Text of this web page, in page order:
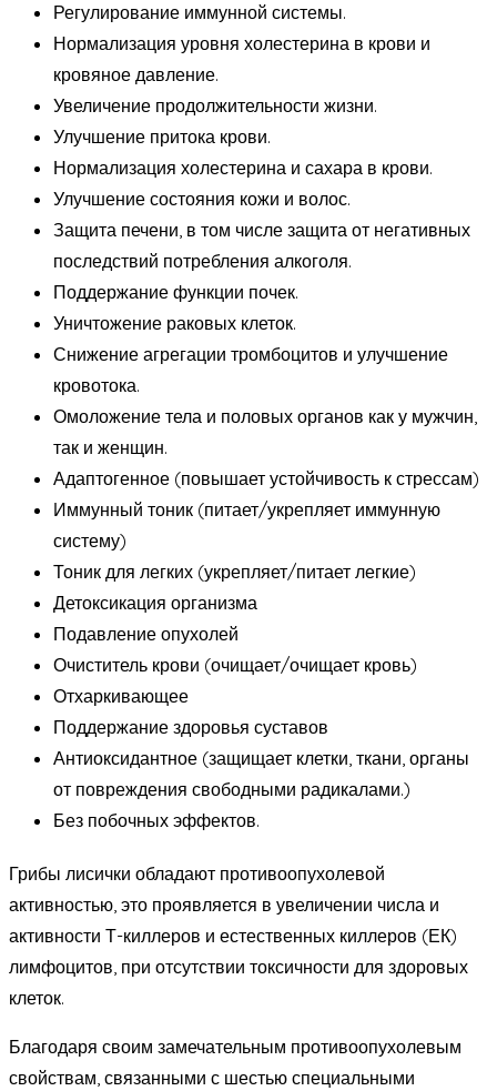
Регулирование иммунной системы.
Нормализация уровня холестерина в крови и
кровяное давление.
Увеличение продолжительности жизни.
Улучшение притока крови.
Нормализация холестерина и сахара в крови.
Улучшение состояния кожи и волос.
Защита печени, в том числе защита от негативных
последствий потребления алкоголя.
Поддержание функции почек.
Уничтожение раковых клеток.
Снижение агрегации тромбоцитов и улучшение
кровотока.
Омоложение тела и половых органов как у мужчин,
так и женщин.
Адаптогенное (повышает устойчивость к стрессам)
Иммунный тоник (питает/укрепляет иммунную
систему)
Тоник для легких (укрепляет/питает легкие)
Детоксикация организма
Подавление опухолей
Очиститель крови (очищает/очищает кровь)
Отхаркивающее
Поддержание здоровья суставов
Антиоксидантное (защищает клетки, ткани, органы
от повреждения свободными радикалами.)
Без побочных эффектов.
Грибы лисички обладают противоопухолевой
активностью, это проявляется в увеличении числа и
активности Т-киллеров и естественных киллеров (ЕК)
лимфоцитов, при отсутствии токсичности для здоровых
клеток.
Благодаря своим замечательным противоопухолевым
свойствам, связанными с шестью специальными